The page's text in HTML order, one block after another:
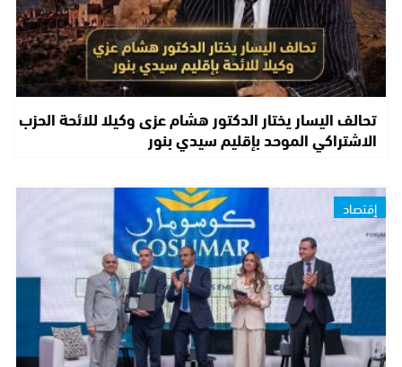
تحالف اليسار يختار الدكتور هشام عزى وكيلا للائحة الحزب
الاشتراكي الموحد بإقليم سيدي بنور
إقتصاد